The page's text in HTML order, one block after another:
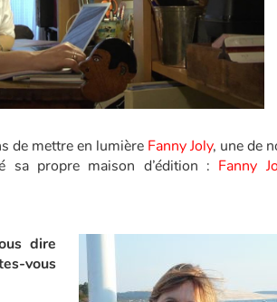
de mettre en lumière Fanny Joly, une de
sa propre maison d’édition : Fanny
dire
vous